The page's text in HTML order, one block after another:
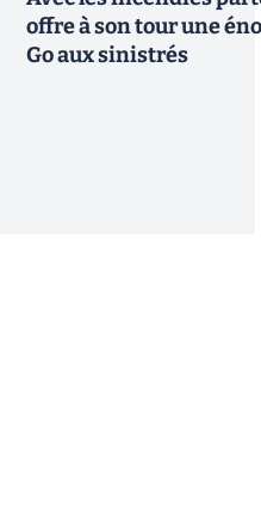
offre à son tour une
Go aux sinistrés